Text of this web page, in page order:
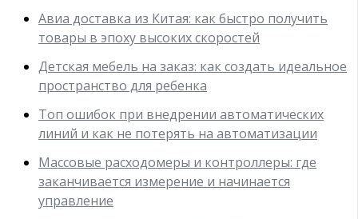
Авиа доставка из Китая: как быстро получить
товары в эпоху высоких скоростей
Детская мебель на заказ: как создать идеальное
пространство для ребенка
Топ ошибок при внедрении автоматических
линий и как не потерять на автоматизации
Массовые расходомеры и контроллеры: где
заканчивается измерение и начинается
управление